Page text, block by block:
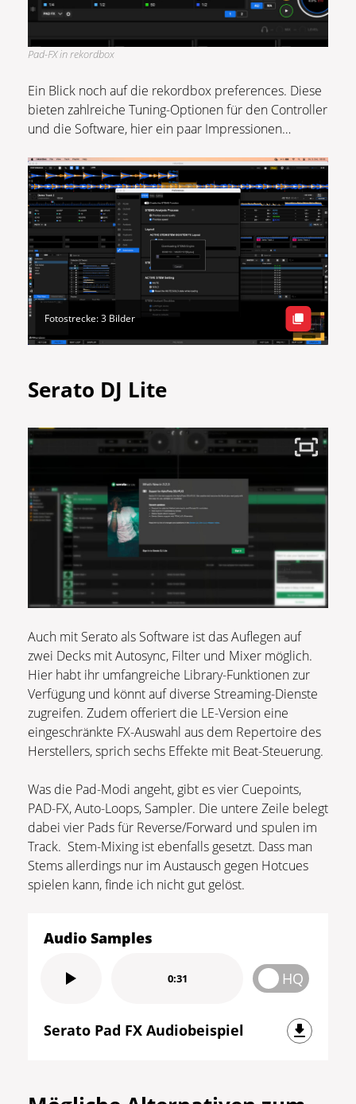
Pad-FX in rekordbox
Ein Blick noch auf die rekordbox preferences. Diese
bieten zahlreiche Tuning-Optionen für den Controller
und die Software, hier ein paar Impressionen…
Fotostrecke: 3 Bilder
Serato DJ Lite
Auch mit Serato als Software ist das Auflegen auf
zwei Decks mit Autosync, Filter und Mixer möglich.
Hier habt ihr umfangreiche Library-Funktionen zur
Verfügung und könnt auf diverse Streaming-Dienste
zugreifen. Zudem offeriert die LE-Version eine
eingeschränkte FX-Auswahl aus dem Repertoire des
Herstellers, sprich sechs Effekte mit Beat-Steuerung.
Was die Pad-Modi angeht, gibt es vier Cuepoints,
PAD-FX, Auto-Loops, Sampler. Die untere Zeile belegt
dabei vier Pads für Reverse/Forward und spulen im
Track. Stem-Mixing ist ebenfalls gesetzt. Dass man
Stems allerdings nur im Austausch gegen Hotcues
spielen kann, finde ich nicht gut gelöst.
Audio Samples
0:31 HQ
Serato Pad FX Audiobeispiel